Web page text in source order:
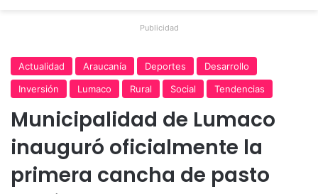
Publicidad
Actualidad Araucanía Deportes
Desarrollo
Inversión
Lumaco Rural Social Tendencias
Municipalidad de Lumaco
inauguró oficialmente la
primera cancha de pasto